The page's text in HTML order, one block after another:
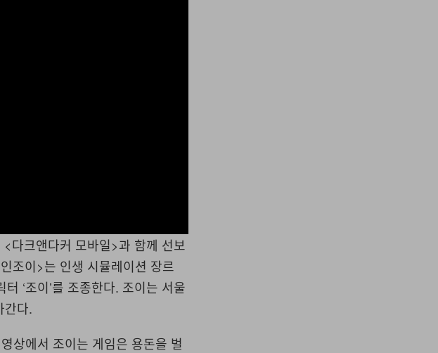
다크앤다커 모바일>과 함께 선보
조이>는 인생 시뮬레이션 장르
‘조이’를 조종한다. 조이는 서울
간다.
상에서 조이는 게임은 용돈을 벌